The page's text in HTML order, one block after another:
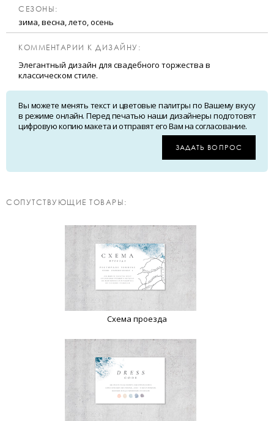
CЕЗОНЫ:
зима, весна, лето, осень
КОММЕНТАРИИ К ДИЗАЙНУ:
Элегантный дизайн для свадебного торжества в
классическом стиле.
Вы можете менять текст и цветовые палитры по Вашему вкусу
в режиме онлайн. Перед печатью наши дизайнеры подготовят
цифровую копию макета и отправят его Вам на согласование.
ЗАДАТЬ ВОПРОС
CОПУТСТВУЮЩИЕ ТОВАРЫ:
Схема проезда